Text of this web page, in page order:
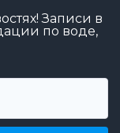
Записи в
по воде,